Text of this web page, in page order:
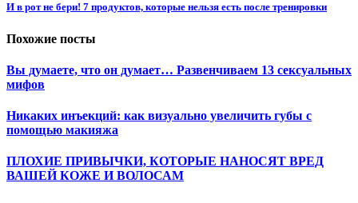
И в рот не бери! 7 продуктов, которые нельзя есть после тренировки
Похожие посты
Вы думаете, что он думает… Развенчиваем 13 сексуальных
мифов
Никаких инъекций: как визуально увеличить губы с
помощью макияжа
ПЛОХИЕ ПРИВЫЧКИ, КОТОРЫЕ НАНОСЯТ ВРЕД
ВАШЕЙ КОЖЕ И ВОЛОСАМ